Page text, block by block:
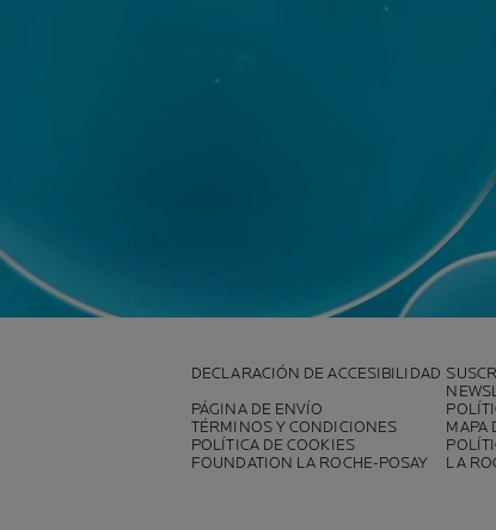
DECLARACIÓN DE ACCESIBILIDAD
PÁGINA DE ENVÍO
TÉRMINOS Y CONDICIONES
MAPA
POLÍTICA DE COOKIES
FOUNDATION LA ROCHE-POSAY
LA